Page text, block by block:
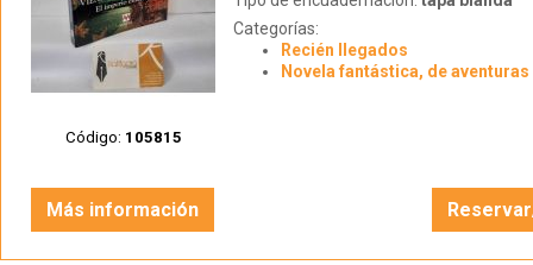
Código: 105815
Categorías:
Recién llegados
Novela fantástica, de aventuras
Más información